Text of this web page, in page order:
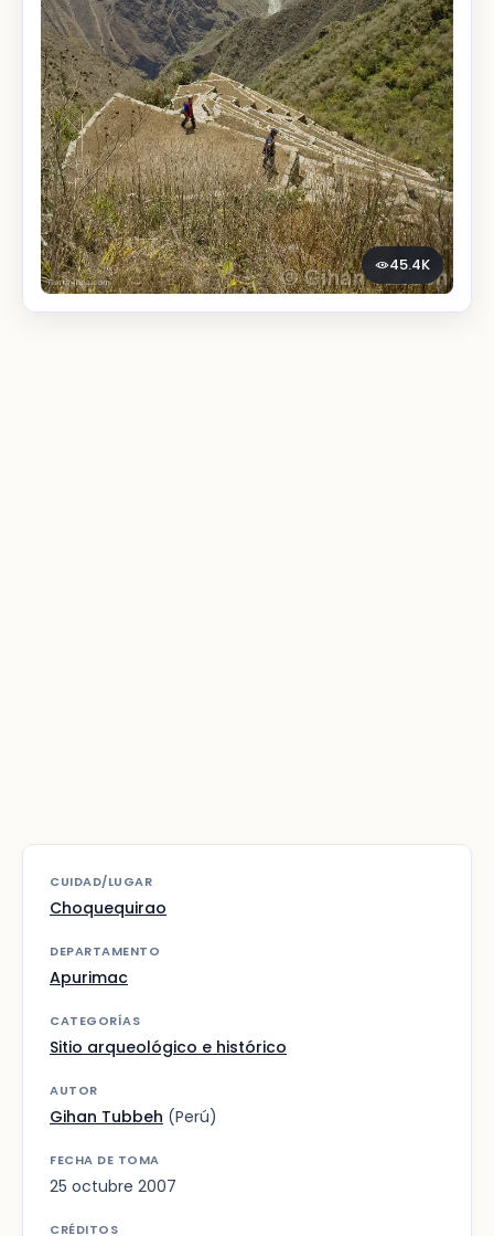
45.4K
CUIDAD/LUGAR
Choquequirao
DEPARTAMENTO
Apurimac
CATEGORÍAS
Sitio arqueológico e histórico
AUTOR
Gihan Tubbeh (Perú)
FECHA DE TOMA
25 octubre 2007
CRÉDITOS